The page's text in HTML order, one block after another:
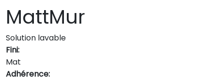
MattMur
Solution lavable
Fini:
Mat
Adhérence: